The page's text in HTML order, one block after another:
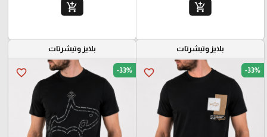
add_shopping_cart
add_shopping_cart
بلايز وتيشرتات
favorite_border -33%
بلايز وتيشرتات
favorite_border -33%